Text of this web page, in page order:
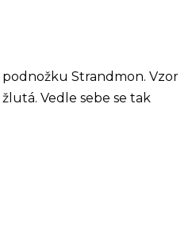
Strandmon. Vzor
Vedle sebe se tak